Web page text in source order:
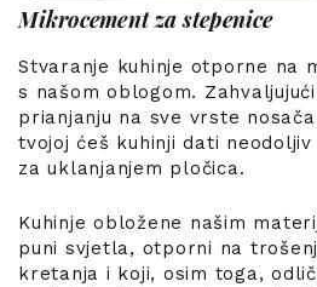
Mikrocement za stepenice
Stvaranje kuhinje otporne na
s našom oblogom.
prianjanju na sve vrste
tvojoj ćeš kuhinji dati
za uklanjanjem pločica.
Kuhinje obložene našim
puni svjetla, otporni na
kretanja i koji, osim toga,